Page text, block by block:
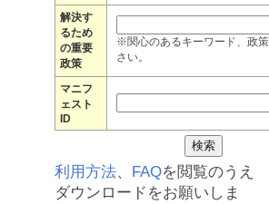
解決す
るため
の重要
政策
※関心のあるキーワード、政
さい。
マニフ
ェスト
ID
利用方法、 FAQを閲覧のうえ
ダウンロードをお願いしま